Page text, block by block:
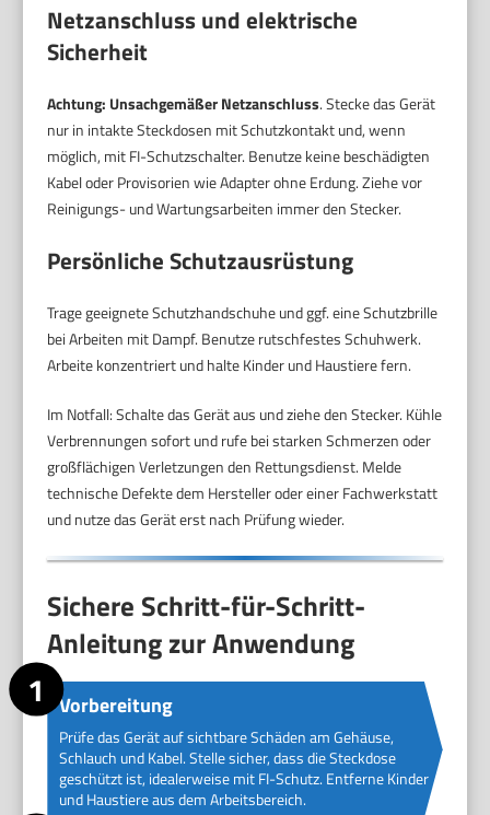
Netzanschluss und elektrische
Sicherheit
Achtung: Unsachgemäßer Netzanschluss. Stecke das Gerät
nur in intakte Steckdosen mit Schutzkontakt und, wenn
möglich, mit FI-Schutzschalter. Benutze keine beschädigten
Kabel oder Provisorien wie Adapter ohne Erdung. Ziehe vor
Reinigungs- und Wartungsarbeiten immer den Stecker.
Persönliche Schutzausrüstung
Trage geeignete Schutzhandschuhe und ggf. eine Schutzbrille
bei Arbeiten mit Dampf. Benutze rutschfestes Schuhwerk.
Arbeite konzentriert und halte Kinder und Haustiere fern.
Im Notfall: Schalte das Gerät aus und ziehe den Stecker. Kühle
Verbrennungen sofort und rufe bei starken Schmerzen oder
großflächigen Verletzungen den Rettungsdienst. Melde
technische Defekte dem Hersteller oder einer Fachwerkstatt
und nutze das Gerät erst nach Prüfung wieder.
Sichere Schritt-für-Schritt-
Anleitung zur Anwendung
Vorbereitung
Prüfe das Gerät auf sichtbare Schäden am Gehäuse,
Schlauch und Kabel. Stelle sicher, dass die Steckdose
geschützt ist, idealerweise mit FI-Schutz. Entferne Kinder
und Haustiere aus dem Arbeitsbereich.